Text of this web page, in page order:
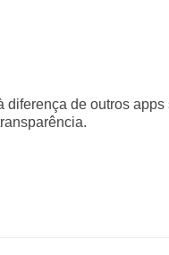
diferença de outros